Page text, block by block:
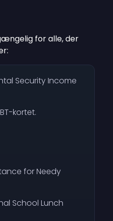
for alle, der
Security Income
kortet.
for Needy
School Lunch